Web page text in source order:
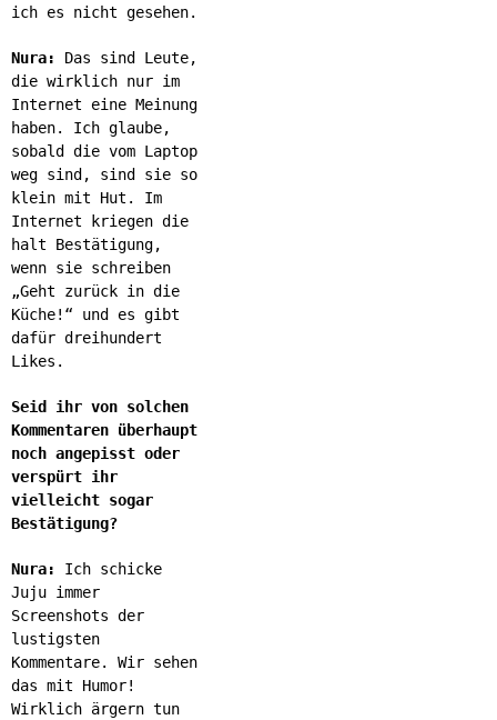
ich es nicht gesehen.
Nura:
Das sind Leute,
die wirklich nur im
Internet eine Meinung
haben. Ich glaube,
sobald die vom Laptop
weg sind, sind sie so
klein mit Hut. Im
Internet kriegen die
halt Bestätigung,
wenn sie schreiben
„Geht zurück in die
Küche!“ und es gibt
dafür dreihundert
Likes.
Seid ihr von solchen
Kommentaren überhaupt
noch angepisst oder
verspürt ihr
vielleicht sogar
Bestätigung?
Nura:
Ich schicke
Juju immer
Screenshots der
lustigsten
Kommentare. Wir sehen
das mit Humor!
Wirklich ärgern tun